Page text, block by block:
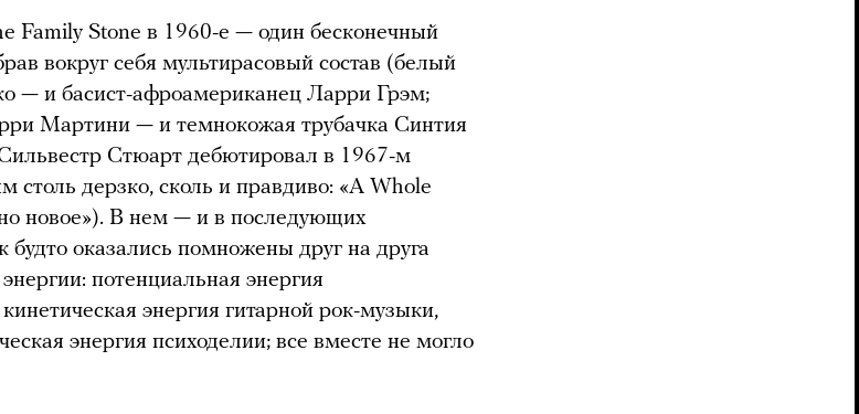
Family Stone в 1960-е — один бесконечный
вокруг себя мультирасовый состав (белый
— и басист-афроамериканец Ларри Грэм;
Мартини — и темнокожая трубачка Синтия
Стюарт дебютировал в 1967-м
столь дерзко, сколь и правдиво: «A Whole
новое»). В нем — и в последующих
будто оказались помножены друг на друга
потенциальная энергия
энергия гитарной рок-музыки,
энергия психоделии; все вместе не могло